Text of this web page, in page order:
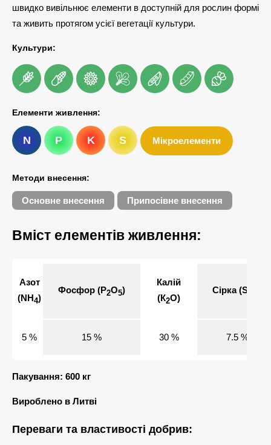
швидко вивільнює елементи в доступній для рослин формі
та живить протягом усієї вегетації культури.
Культури:
Елементи живлення:
N P K S Мікроелементи
Методи внесення:
Основне внесення Припосівне внесення
Вміст елементів живлення:
Азот
(NH4)
Фосфор (Р2О5)
Калій
(К2О)
Сірка (SO
5 % 15 % 30 % 7.5 %
Пакування: 600 кг
Вироблено в Литві
Переваги та властивості добрив: